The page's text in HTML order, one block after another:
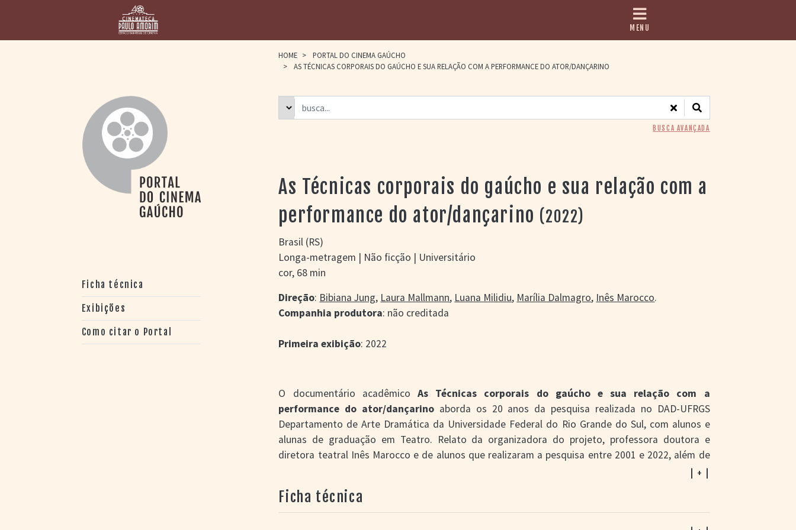
> HOMENAGEADOS
> ASSOCIAÇÃO DOS
> BIBLIOTECA
ROMEU GRIMALDI
PORTAL DO
CINEMA GAÚCHO
> APRESENTAÇÃO
> BUSCA AVANÇADA
MENU
HOME >
PORTAL DO CINEMA GAÚCHO
>
AS TÉCNICAS CORPORAIS DO GAÚCHO E SUA RELAÇÃO COM A PERFORMANCE DO ATOR/DANÇARINO
Ficha técnica
Exibições
Como citar o Portal
BUSCA AVANÇADA
As Técnicas corporais do gaúcho e sua relação com a
performance do ator/dançarino (2022)
Brasil (RS)
Longa-metragem | Não ficção | Universitário
cor, 68 min
Direção: Bibiana Jung, Laura Mallmann, Luana Milidiu, Marília Dalmagro, Inês Marocco.
Companhia produtora: não creditada
Primeira exibição: 2022
O documentário acadêmico As Técnicas corporais do gaúcho e sua relação com a
performance do ator/dançarino aborda os 20 anos da pesquisa realizada no DAD-UFRGS
Departamento de Arte Dramática da Universidade Federal do Rio Grande do Sul, com alunos e
alunas de graduação em Teatro. Relato da organizadora do projeto, professora doutora e
diretora teatral Inês Marocco e de alunos que realizaram a pesquisa entre 2001 e 2022, além de
registros relacionados ao desenvolvimento de um sistema de treinamento e aplicação das
técnicas nas artes cênicas.
| + |
Ficha técnica